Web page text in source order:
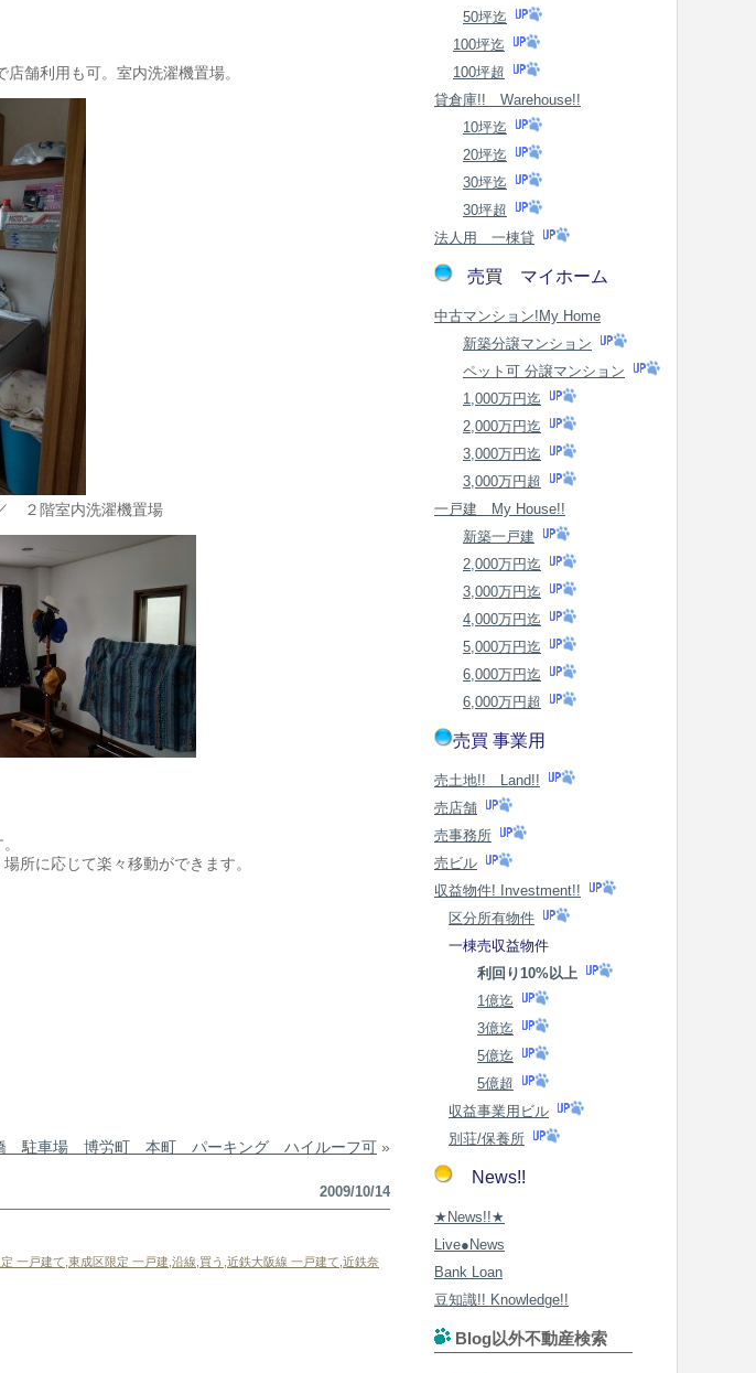
舗利用も可。室内洗濯機置場。
２階室内洗濯機置場
所に応じて楽々移動ができます。
駐車場 博労町 本町 パーキング ハイルーフ可 »
2009/10/14
一戸建て 東成区限定 一戸建 沿線 買う 近鉄大阪線 一戸建て 近鉄奈
50坪迄
100坪迄
100坪超
貸倉庫!! Warehouse!!
10坪迄
20坪迄
30坪迄
30坪超
法人用 一棟貸
売買 マイホーム
中古マンション!My Home
新築分譲マンション
ペット可 分譲マンション
1,000万円迄
2,000万円迄
3,000万円迄
3,000万円超
一戸建 My House!!
新築一戸建
2,000万円迄
3,000万円迄
4,000万円迄
5,000万円迄
6,000万円迄
6,000万円超
売買 事業用
売土地!! Land!!
売店舗
売事務所
売ビル
収益物件! Investment!!
区分所有物件
一棟売収益物件
利回り10%以上
1億迄
3億迄
5億迄
5億超
収益事業用ビル
別荘/保養所
News!!
★News!!★
Live●News
Bank Loan
豆知識!! Knowledge!!
Blog以外不動産検索